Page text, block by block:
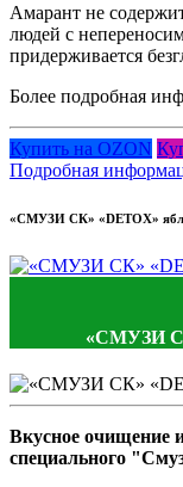
Амарант не
людей с
придерживается
Более подробная
Купить на OZON
Подробная
«СМУЗИ СК» «DETOX»
«СМУЗИ
Вкусное очищение
специального